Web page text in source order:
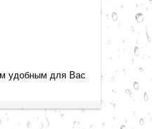
удобным для Вас